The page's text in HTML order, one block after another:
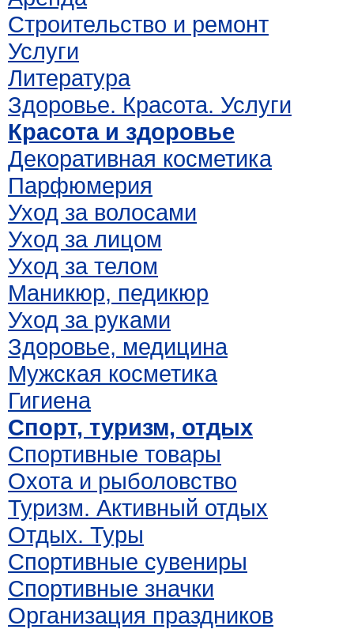
Строительство и ремонт
Услуги
Литература
Здоровье. Красота. Услуги
Красота и здоровье
Декоративная косметика
Парфюмерия
Уход за волосами
Уход за лицом
Уход за телом
Маникюр, педикюр
Уход за руками
Здоровье, медицина
Мужская косметика
Гигиена
Спорт, туризм, отдых
Спортивные товары
Охота и рыболовство
Туризм. Активный отдых
Отдых. Туры
Спортивные сувениры
Спортивные значки
Организация праздников